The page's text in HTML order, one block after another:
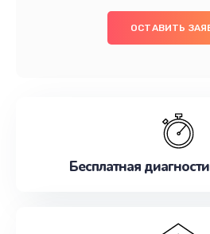
ОСТАВИТЬ
Бесплатная